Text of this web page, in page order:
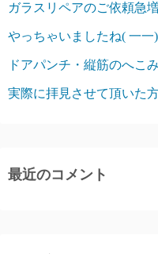
ガラスリペアのご依頼急増
やっちゃいましたね( 一
ドアパンチ・縦筋のへこ
実際に拝見させて頂いた
最近のコメント